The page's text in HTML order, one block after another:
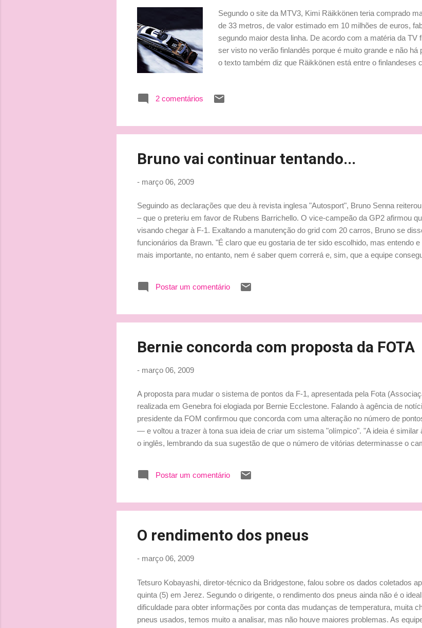
Segundo o site da MTV3, Kimi Räikkönen teria comprado
de 33 metros, de valor estimado em 10 milhões de euros,
segundo maior desta linha. De acordo com a matéria da TV
ser visto no verão finlandês porque é muito grande e não
o texto também diz que Räikkönen está entre o finlandeses
mas do modelo 72, no valor de 3,2 milhões de euros. A
fotos do modelo parecido com o que Kimi adquiriu. Luxo
dinheiro, tem que gastar! E com o que se gosta! Fonte:
2 comentários
Bruno vai continuar tentando...
- março 06, 2009
Seguindo as declarações que deu à revista inglesa "Autosport", Bruno Senna
– que o preteriu em favor de Rubens Barrichello. O vice-campeão da GP2 afirmou
visando chegar à F-1. Exaltando a manutenção do grid com 20 carros, Bruno se
funcionários da Brawn. "É claro que eu gostaria de ter sido escolhido, mas entendo
mais importante, no entanto, nem é saber quem correrá e, sim, que a equipe
enfrentará, Bruno disse ser "natural" a permanência da dupla da Honda em 2008.
Postar um comentário
Bernie concorda com proposta da FOTA
- março 06, 2009
A proposta para mudar o sistema de pontos da F-1, apresentada pela Fota
realizada em Genebra foi elogiada por Bernie Ecclestone. Falando à agência de
presidente da FOM confirmou que concorda com uma alteração no número de
— e voltou a trazer à tona sua ideia de criar um sistema "olímpico". "A ideia é similar
o inglês, lembrando da sua sugestão de que o número de vitórias determinasse o
Fonte: Grande Prêmio Que bom que ele concorda com o novo sistema de
Postar um comentário
O rendimento dos pneus
- março 06, 2009
Tetsuro Kobayashi, diretor-técnico da Bridgestone, falou sobre os dados coletados
quinta (5) em Jerez. Segundo o dirigente, o rendimento dos pneus ainda não é o
dificuldade para obter informações por conta das mudanças de temperatura, muita
pneus usados, temos muito a analisar, mas não houve maiores problemas. As